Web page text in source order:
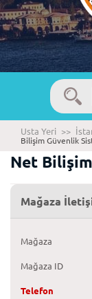
Usta Yeri >>
Bilişim Güvenlik
Net
Mağaza
Mağaza
Mağaza ID
Telefon